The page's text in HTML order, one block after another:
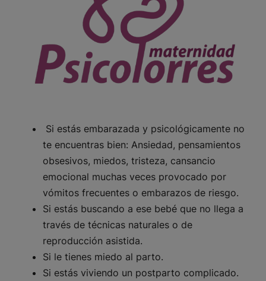
Si estás embarazada y psicológicamente no
te encuentras bien: Ansiedad, pensamientos
obsesivos, miedos, tristeza, cansancio
emocional muchas veces provocado por
vómitos frecuentes o embarazos de riesgo.
Si estás buscando a ese bebé que no llega a
través de técnicas naturales o de
reproducción asistida.
Si le tienes miedo al parto.
Si estás viviendo un postparto complicado.